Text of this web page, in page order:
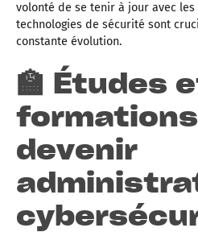
volonté de se tenir à jour avec
technologies de sécurité sont
constante évolution.
🏫 Études
devenir